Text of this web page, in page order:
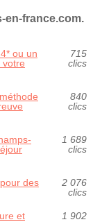
en-france.com.
ou un
votre
715
clics
840
clics
1 689
clics
des
2 076
clics
et
1 902